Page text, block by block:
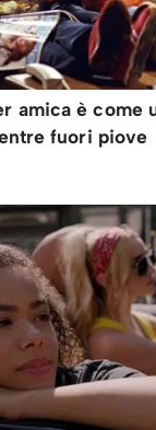
amica è come
fuori piove